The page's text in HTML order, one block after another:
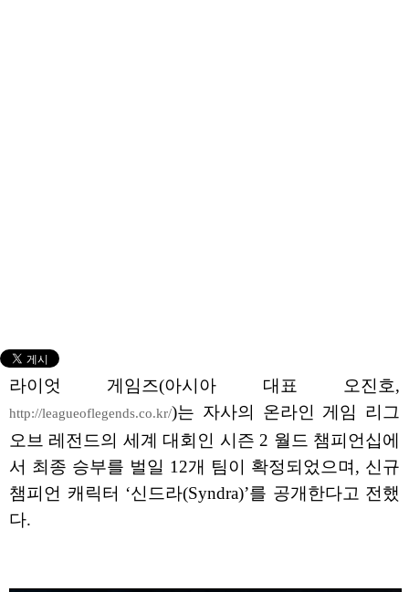
라이엇 게임즈(아시아 대표 오진호,
http://leagueoflegends.co.kr/)는 자사의 온라인 게임 리그
오브 레전드의 세계 대회인 시즌 2 월드 챔피언십에
서 최종 승부를 벌일 12개 팀이 확정되었으며, 신규
챔피언 캐릭터 ‘신드라(Syndra)’를 공개한다고 전했
다.